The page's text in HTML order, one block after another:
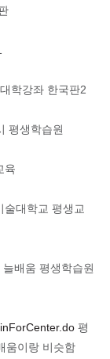
학강좌 한국판2
평생학습원
육
술대학교 평생교
늘배움 평생학습원
평
움이랑 비슷함